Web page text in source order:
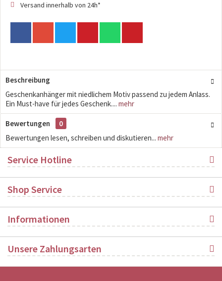
Versand innerhalb von 24h*
Beschreibung
Geschenkanhänger mit niedlichem Motiv passend zu jedem Anlass.
Ein Must-have für jedes Geschenk.... mehr
Bewertungen
0
Bewertungen lesen, schreiben und diskutieren... mehr
Service Hotline
Shop Service
Informationen
Unsere Zahlungsarten